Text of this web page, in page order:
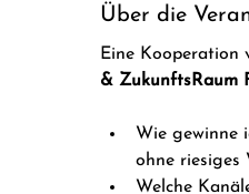
Über die
Eine Kooperation
& ZukunftsRaum
Wie gewinne
ohne riesiges
Welche